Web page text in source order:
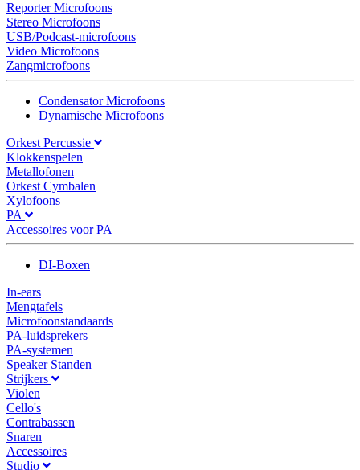
Reporter Microfoons
Stereo Microfoons
USB/Podcast-microfoons
Video Microfoons
Zangmicrofoons
Condensator Microfoons
Dynamische Microfoons
Orkest Percussie
Klokkenspelen
Metallofonen
Orkest Cymbalen
Xylofoons
PA
Accessoires voor PA
DI-Boxen
In-ears
Mengtafels
Microfoonstandaards
PA-luidsprekers
PA-systemen
Speaker Standen
Strijkers
Violen
Cello's
Contrabassen
Snaren
Accessoires
Studio